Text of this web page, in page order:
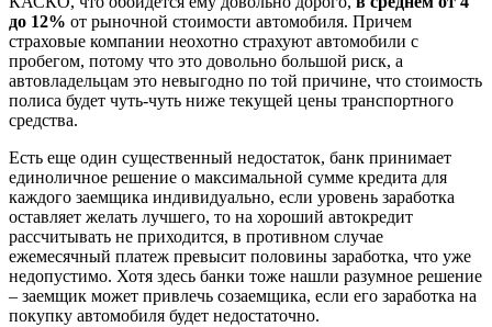
до 12% от рыночной стоимости автомобиля. Причем
страховые компании неохотно страхуют автомобили с
пробегом, потому что это довольно большой риск, а
автовладельцам это невыгодно по той причине, что стоимость
полиса будет чуть-чуть ниже текущей цены транспортного
средства.
Есть еще один существенный недостаток, банк принимает
единоличное решение о максимальной сумме кредита для
каждого заемщика индивидуально, если уровень заработка
оставляет желать лучшего, то на хороший автокредит
рассчитывать не приходится, в противном случае
ежемесячный платеж превысит половины заработка, что уже
недопустимо. Хотя здесь банки тоже нашли разумное решение
– заемщик может привлечь созаемщика, если его заработка на
покупку автомобиля будет недостаточно.